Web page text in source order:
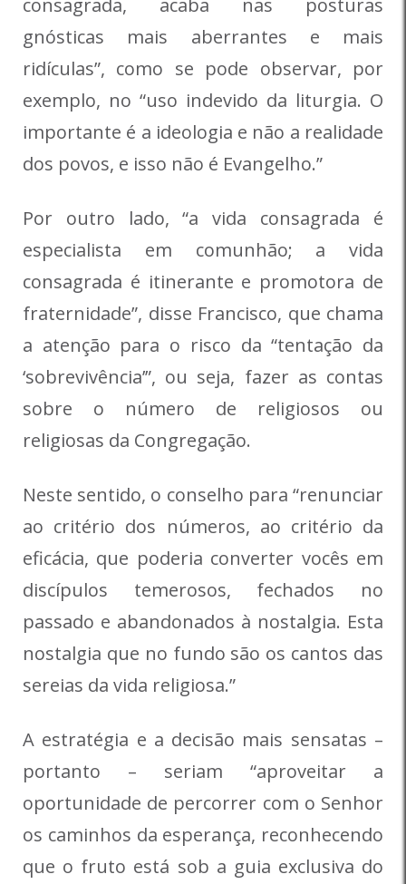
consagrada, acaba nas posturas
gnósticas mais aberrantes e mais
ridículas”, como se pode observar, por
exemplo, no “uso indevido da liturgia. O
importante é a ideologia e não a realidade
dos povos, e isso não é Evangelho.”
Por outro lado, “a vida consagrada é
especialista em comunhão; a vida
consagrada é itinerante e promotora de
fraternidade”, disse Francisco, que chama
a atenção para o risco da “tentação da
‘sobrevivência’”, ou seja, fazer as contas
sobre o número de religiosos ou
religiosas da Congregação.
Neste sentido, o conselho para “renunciar
ao critério dos números, ao critério da
eficácia, que poderia converter vocês em
discípulos temerosos, fechados no
passado e abandonados à nostalgia. Esta
nostalgia que no fundo são os cantos das
sereias da vida religiosa.”
A estratégia e a decisão mais sensatas –
portanto – seriam “aproveitar a
oportunidade de percorrer com o Senhor
os caminhos da esperança, reconhecendo
que o fruto está sob a guia exclusiva do